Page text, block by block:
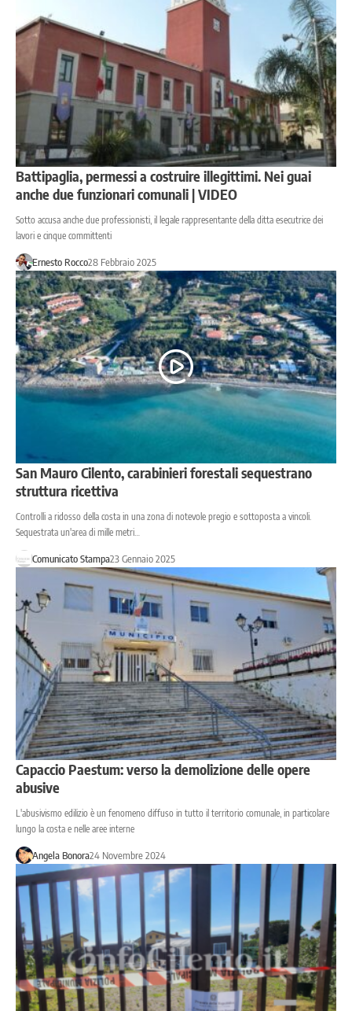
Battipaglia, permessi a costruire illegittimi. Nei guai
anche due funzionari comunali | VIDEO
Sotto accusa anche due professionisti, il legale rappresentante della ditta esecutrice dei
lavori e cinque committenti
Ernesto Rocco28 Febbraio 2025
San Mauro Cilento, carabinieri forestali sequestrano
struttura ricettiva
Controlli a ridosso della costa in una zona di notevole pregio e sottoposta a vincoli.
Sequestrata un'area di mille metri…
Comunicato Stampa23 Gennaio 2025
Capaccio Paestum: verso la demolizione delle opere
abusive
L'abusivismo edilizio è un fenomeno diffuso in tutto il territorio comunale, in particolare
lungo la costa e nelle aree interne
Angela Bonora24 Novembre 2024